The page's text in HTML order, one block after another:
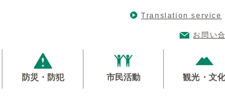
Translation service
お問い
防災・防犯 市民活動 観光・文